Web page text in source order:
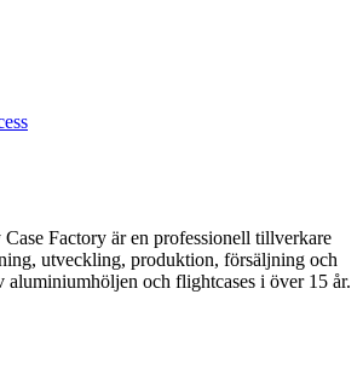
Factory är en professionell tillverkare
utveckling, produktion, försäljning och
aluminiumhöljen och flightcases i över 15 år.